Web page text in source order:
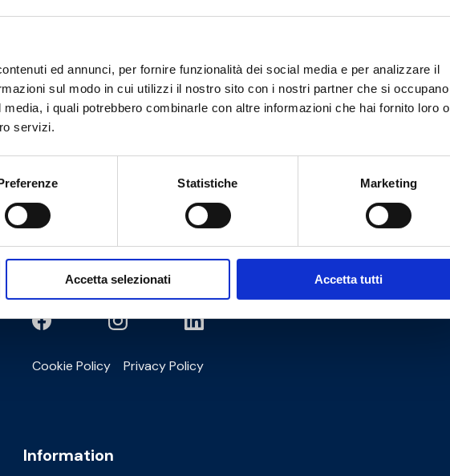
ed annunci, per fornire funzionalità dei social media e per analizzare il
sul modo in cui utilizzi il nostro sito con i nostri partner che si occupano
i quali potrebbero combinarle con altre informazioni che hai fornito loro o
servizi.
Statistiche Marketing
Accetta selezionati Accetta tutti
Do you need help?
Cookie Policy Privacy Policy
Information